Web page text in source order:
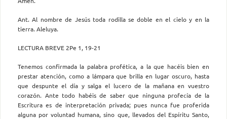
Ant. Al nombre de Jesús toda rodilla se doble en el cielo y en la
tierra. Aleluya.
LECTURA BREVE 2Pe 1, 19-21
Tenemos confirmada la palabra profética, a la que hacéis bien en
prestar atención, como a lámpara que brilla en lugar oscuro, hasta
que despunte el día y salga el lucero de la mañana en vuestro
corazón. Ante todo habéis de saber que ninguna profecía de la
Escritura es de interpretación privada; pues nunca fue proferida
alguna por voluntad humana, sino que, llevados del Espíritu Santo,